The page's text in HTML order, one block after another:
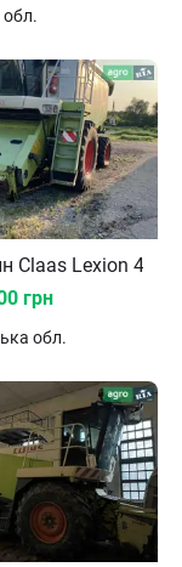
обл.
Claas Lexion 480
грн
обл.